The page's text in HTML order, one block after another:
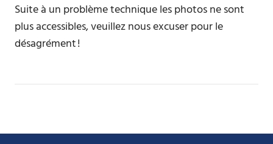
Suite à un problème technique les photos ne sont
plus accessibles, veuillez nous excuser pour le
désagrément !